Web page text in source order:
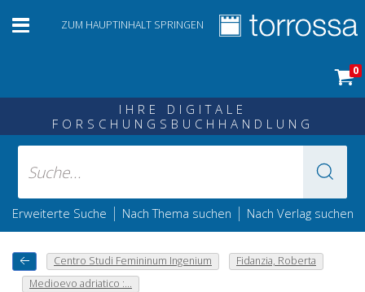
ZUM HAUPTINHALT SPRINGEN
0
IHRE DIGITALE
FORSCHUNGSBUCHHANDLUNG
Erweiterte Suche | Nach Thema suchen | Nach Verlag suchen
Centro Studi Femininum Ingenium
Fidanzia, Roberta
Medioevo adriatico :...